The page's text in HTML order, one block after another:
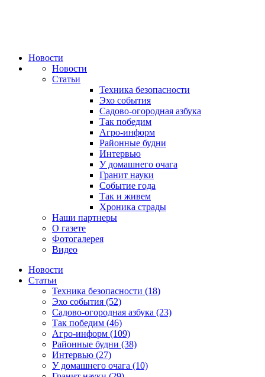
Новости
Новости
Статьи
Техника безопасности
Эхо события
Садово-огородная азбука
Так победим
Агро-информ
Районные будни
Интервью
У домашнего очага
Гранит науки
Событие года
Так и живем
Хроника страды
Наши партнеры
О газете
Фотогалерея
Видео
Новости
Статьи
Техника безопасности (18)
Эхо события (52)
Садово-огородная азбука (23)
Так победим (46)
Агро-информ (109)
Районные будни (38)
Интервью (27)
У домашнего очага (10)